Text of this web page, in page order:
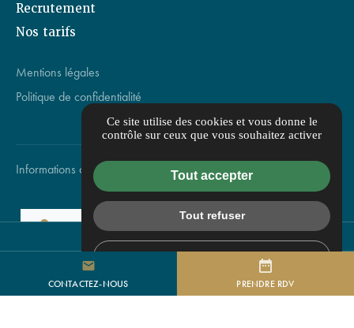
Clinique de médecine et chirurgie esthétique
mail
CONTACTEZ-NOUS PRENDRE RDV
Recrutement
Nos tarifs
Mentions légales
Politique de confidentialité
Informations complémentaires Flux RSSGestion des cookies
96 RUE CRILLON
Ce site utilise des cookies et vous donne le
contrôle sur ceux que vous souhaitez activer
Tout accepter
Tout refuser
Personnaliser